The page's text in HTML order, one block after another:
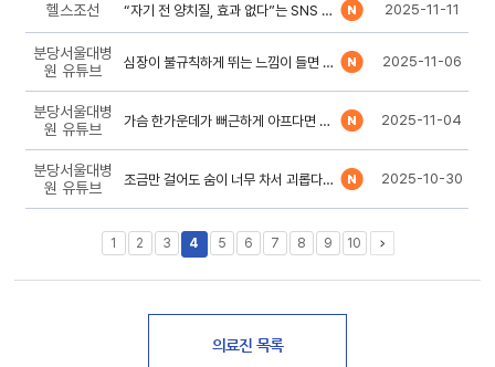
헬스조선 “자기 전 양치질, 효과 없다”는 SNS 영상… 정말이야? [따져봤다] 2025-11-11
분당서울대병
원 유튜브
심장이 불규칙하게 뛰는 느낌이 들면 이렇게 하세요 2025-11-06
분당서울대병
원 유튜브
가슴 한가운데가 뻐근하게 아프다면 이렇게 하세요 2025-11-04
분당서울대병
원 유튜브
조금만 걸어도 숨이 너무 차서 괴롭다면 이렇게 하세요 2025-10-30
1 2 3 4 5 6 7 8 9 10